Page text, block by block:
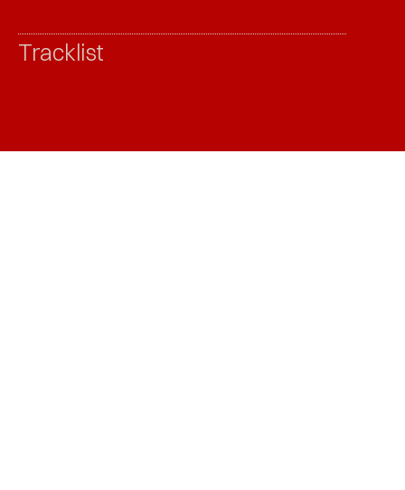
Tracklist